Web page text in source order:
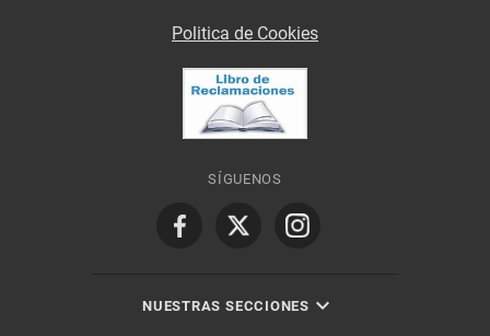
Politica de Cookies
SÍGUENOS
NUESTRAS SECCIONES